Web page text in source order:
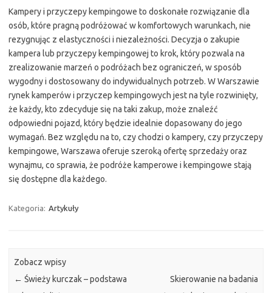
Kampery i przyczepy kempingowe to doskonałe rozwiązanie dla
osób, które pragną podróżować w komfortowych warunkach, nie
rezygnując z elastyczności i niezależności. Decyzja o zakupie
kampera lub przyczepy kempingowej to krok, który pozwala na
zrealizowanie marzeń o podróżach bez ograniczeń, w sposób
wygodny i dostosowany do indywidualnych potrzeb. W Warszawie
rynek kamperów i przyczep kempingowych jest na tyle rozwinięty,
że każdy, kto zdecyduje się na taki zakup, może znaleźć
odpowiedni pojazd, który będzie idealnie dopasowany do jego
wymagań. Bez względu na to, czy chodzi o kampery, czy przyczepy
kempingowe, Warszawa oferuje szeroką ofertę sprzedaży oraz
wynajmu, co sprawia, że podróże kamperowe i kempingowe stają
się dostępne dla każdego.
Kategoria: Artykuły
Zobacz wpisy
← Świeży kurczak – podstawa
Skierowanie na badania